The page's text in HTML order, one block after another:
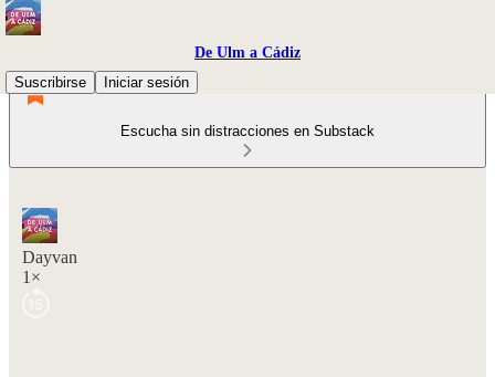
De Ulm a Cádiz
Suscribirse
Iniciar sesión
Escucha sin distracciones en Substack
Dayvan
1×